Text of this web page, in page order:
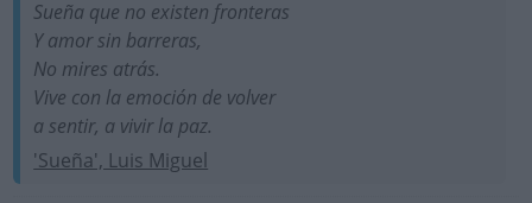
Sueña que no existen fronteras
Y amor sin barreras,
No mires atrás.
Vive con la emoción de volver
a sentir, a vivir la paz.
'Sueña', Luis Miguel